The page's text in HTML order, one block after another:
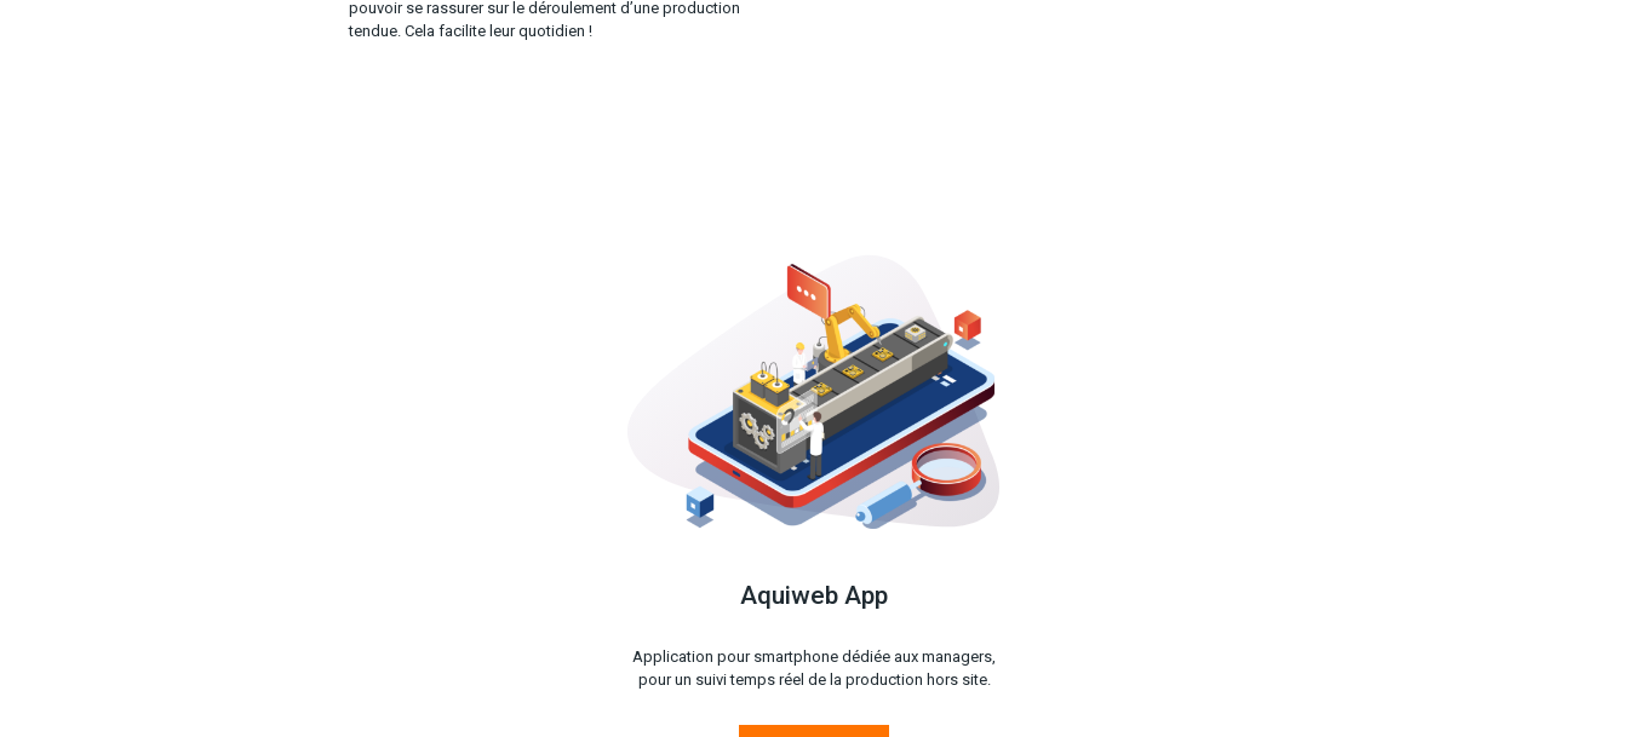
pouvoir se rassurer sur le déroulement d’une production
tendue. Cela facilite leur quotidien !
Aquiweb App
Application pour smartphone dédiée aux managers,
pour un suivi temps réel de la production hors site.